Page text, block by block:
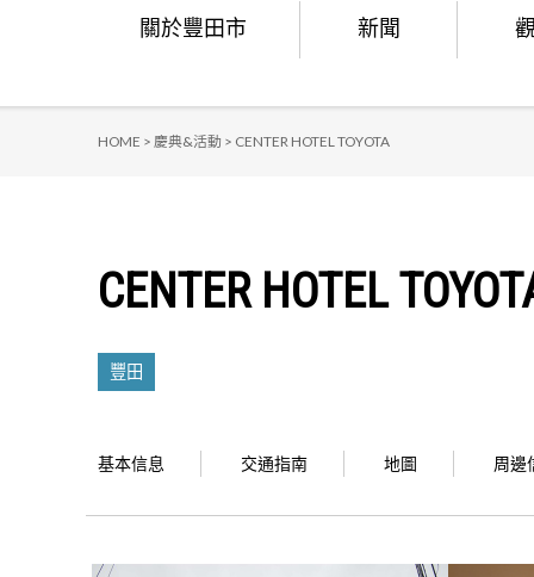
關於豐田市 新聞
HOME > 慶典&活動 > CENTER HOTEL TOYOTA
CENTER HOTEL
豐田
基本信息 交通指南 地圖 周邊